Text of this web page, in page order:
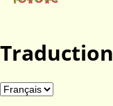
Traduction